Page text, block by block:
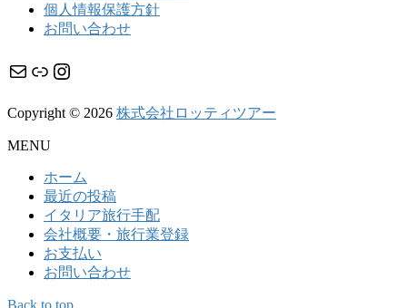
個人情報保護方針
お問い合わせ
メール リンク Instagram
Copyright © 2026 株式会社ロッティツアー
MENU
ホーム
最近の投稿
イタリア旅行手配
会社概要・旅行業登録
お支払い
お問い合わせ
Back to top